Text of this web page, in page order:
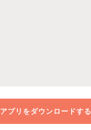
アプリをダウンロードする